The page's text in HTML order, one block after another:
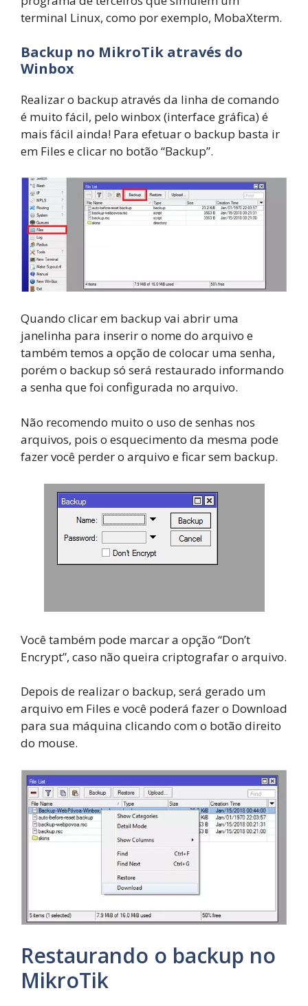
terminal Linux, como por exemplo, MobaXterm.
Backup no MikroTik através do
Winbox
Realizar o backup através da linha de comando
é muito fácil, pelo winbox (interface gráfica) é
mais fácil ainda! Para efetuar o backup basta ir
em Files e clicar no botão “Backup”.
Quando clicar em backup vai abrir uma
janelinha para inserir o nome do arquivo e
também temos a opção de colocar uma senha,
porém o backup só será restaurado informando
a senha que foi configurada no arquivo.
Não recomendo muito o uso de senhas nos
arquivos, pois o esquecimento da mesma pode
fazer você perder o arquivo e ficar sem backup.
Você também pode marcar a opção “Don’t
Encrypt”, caso não queira criptografar o arquivo.
Depois de realizar o backup, será gerado um
arquivo em Files e você poderá fazer o Download
para sua máquina clicando com o botão direito
do mouse.
Restaurando o backup no
MikroTik